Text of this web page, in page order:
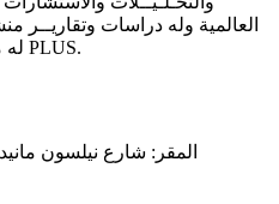
العالمية وله دراسات وتقاريــر
له موقــع الصحراء ومنصة الصحراء PLUS.